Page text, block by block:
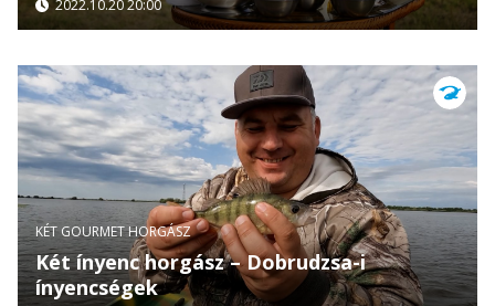
2022.10.20 20:00
KÉT GOURMET HORGÁSZ
Két ínyenc horgász – Dobrudzsa-i
ínyencségek